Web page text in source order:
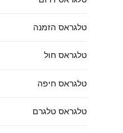
טלגראס הזמנה
טלגראס חול
טלגראס חיפה
טלגראס טלגרם